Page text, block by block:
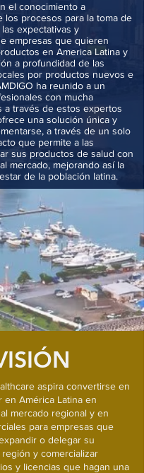
el conocimiento a
los procesos para la toma de
expectativas y
empresas que quieren
en America Latina y
a profundidad de las
por productos nuevos e
ha reunido a un
con mucha
a través de estos expertos
una solución única y
a través de un solo
que permite a las
sus productos de salud con
mercado, mejorando así la
de la población latina.
aspira convertirse en
en América Latina en
mercado regional y en
para empresas que
o delegar su
y comercializar
y licencias que hagan una